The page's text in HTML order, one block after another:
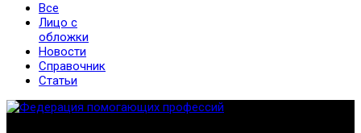
Все
Лицо с
обложки
Новости
Справочник
Статьи